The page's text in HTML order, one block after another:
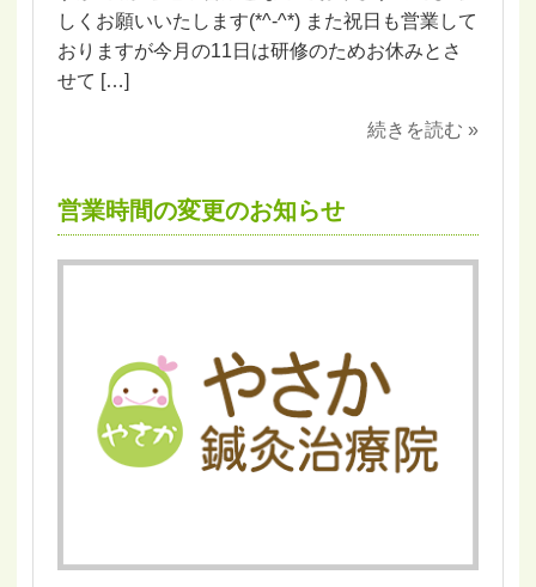
しくお願いいたします(*^-^*) また祝日も営業して
おりますが今月の11日は研修のためお休みとさ
せて […]
続きを読む »
営業時間の変更のお知らせ